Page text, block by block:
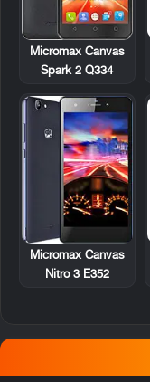
Micromax Canvas
Spark 2 Q334
Micromax Canvas
Nitro 3 E352